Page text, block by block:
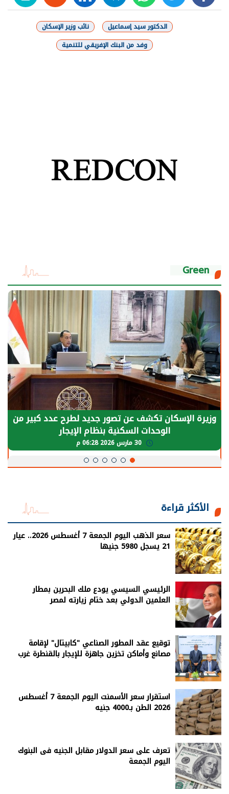
الدكتور سيد إسماعيل
نائب وزير الإسكان
وفد من البنك الإفريقي للتنمية
Green
وزيرة الإسكان تكشف عن تصور جديد لطرح عدد كبير من
الوحدات السكنية بنظام الإيجار
الأكثر قراءة
سعر الذهب اليوم الجمعة 7 أغسطس 2026.. عيار
21 يسجل 5980 جنيها
الرئيسي السيسي يودع ملك البحرين بمطار
العلمين الدولي بعد ختام زيارته لمصر
توقيع عقد المطور الصناعي "كابيتال" لإقامة
مصانع وأماكن تخزين جاهزة للإيجار بالقنطرة غرب
استقرار سعر الأسمنت اليوم الجمعة 7 أغسطس
2026 الطن بـ4000 جنيه
تعرف على سعر الدولار مقابل الجنيه فى البنوك
اليوم الجمعة